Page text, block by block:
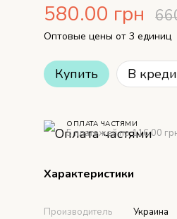
580.00 грн
Оптовые цены от 3 единиц
Купить В
ОПЛАТА ЧАСТЯМИ
5 платежей по 116.00
Характеристики
Производитель
Украина